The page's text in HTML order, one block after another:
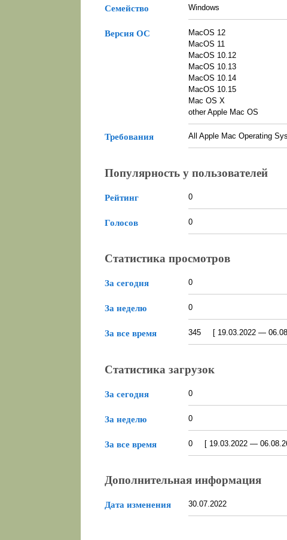
Семейство Windows
Версия ОС
MacOS 12
MacOS 11
MacOS 10.12
MacOS 10.13
MacOS 10.14
MacOS 10.15
Mac OS X
other Apple Mac OS
Требования All Apple Mac Operating
Популярность у пользователей
Рейтинг 0
Голосов 0
Статистика просмотров
За сегодня 0
За неделю 0
За все время 345 [ 19.03.2022 —
Статистика загрузок
За сегодня 0
За неделю 0
За все время 0 [ 19.03.2022 —
Дополнительная информация
Дата изменения 30.07.2022